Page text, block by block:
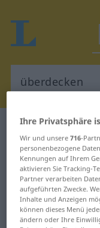
Deutsch-
Deutsch-
Übersetzung
Ihre Privatsphäre
Wir und unsere716-
personenbezogene
Kennungen auf Ihrem
aktivieren Sie Tracking-
Partner verarbeiten
aufgeführten Zwecke.
Inhalte und Anzeigen
können dieses Menü
ändern oder Ihre